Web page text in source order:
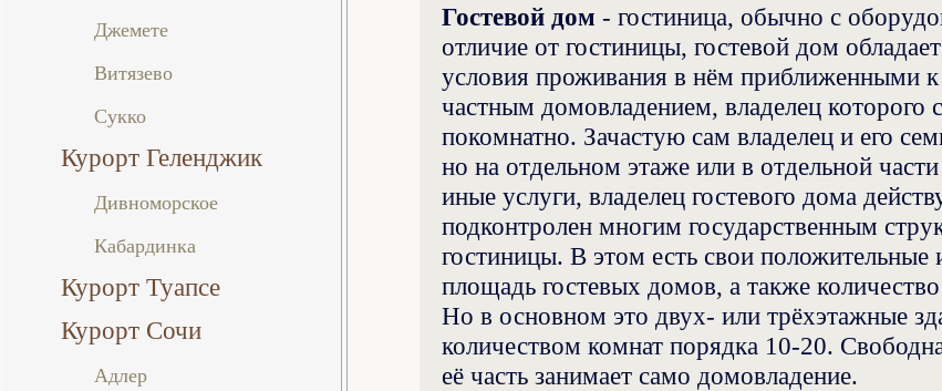
Джемете
Витязево
Сукко
Курорт Геленджик
Дивноморское
Кабардинка
Курорт Туапсе
Курорт Сочи
Адлер
Гостевой дом - гостиница, обычно с
отличие от гостиницы, гостевой дом
условия проживания в нём приближенными
частным домовладением, владелец которого
покомнатно. Зачастую сам владелец и его
но на отдельном этаже или в отдельной
иные услуги, владелец гостевого дома
подконтролен многим государственным
гостиницы. В этом есть свои
площадь гостевых домов, а также
Но в основном это двух- или трёхэтажные
количеством комнат порядка 10-20.
её часть занимает само домовладение.